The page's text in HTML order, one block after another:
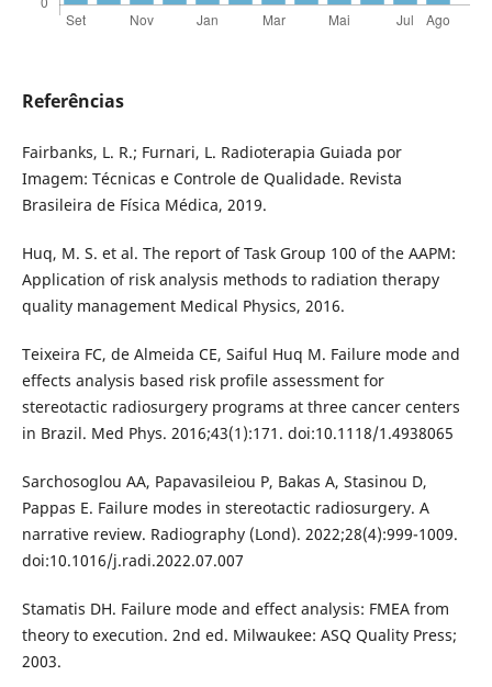
Referências
Fairbanks, L. R.; Furnari, L. Radioterapia Guiada por
Imagem: Técnicas e Controle de Qualidade. Revista
Brasileira de Física Médica, 2019.
Huq, M. S. et al. The report of Task Group 100 of the AAPM:
Application of risk analysis methods to radiation therapy
quality management Medical Physics, 2016.
Teixeira FC, de Almeida CE, Saiful Huq M. Failure mode and
effects analysis based risk profile assessment for
stereotactic radiosurgery programs at three cancer centers
in Brazil. Med Phys. 2016;43(1):171. doi:10.1118/1.4938065
Sarchosoglou AA, Papavasileiou P, Bakas A, Stasinou D,
Pappas E. Failure modes in stereotactic radiosurgery. A
narrative review. Radiography (Lond). 2022;28(4):999-1009.
doi:10.1016/j.radi.2022.07.007
Stamatis DH. Failure mode and effect analysis: FMEA from
theory to execution. 2nd ed. Milwaukee: ASQ Quality Press;
2003.